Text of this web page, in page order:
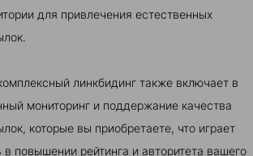
для привлечения естественных
линкбидинг также включает в
мониторинг и поддержание качества
которые вы приобретаете, что играет
повышении рейтинга и авторитета вашего